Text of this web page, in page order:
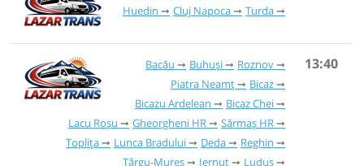
Huedin
Cluj Napoca Turda
Bacău Buhuși
Roznov
Piatra Neamț
Bicaz
Bicazu Ardelean
Bicaz Chei
Lacu Roșu
Gheorgheni HR
Sărmaș HR
Toplița
Lunca Bradului Deda
Reghin
Târgu-Mureș
Iernut Luduș
13:40